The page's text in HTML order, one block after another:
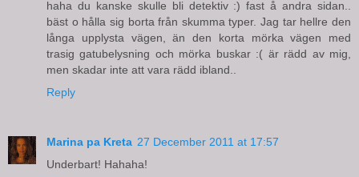
haha du kanske skulle bli detektiv :) fast å andra sidan..
bäst o hålla sig borta från skumma typer. Jag tar hellre den
långa upplysta vägen, än den korta mörka vägen med
trasig gatubelysning och mörka buskar :( är rädd av mig,
men skadar inte att vara rädd ibland..
Reply
Marina pa Kreta 27 December 2011 at 17:57
Underbart! Hahaha!